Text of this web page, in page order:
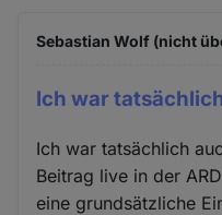
Sebastian Wolf (nicht
Ich war
Ich war tatsächlich
Beitrag live in der
eine grundsätzliche